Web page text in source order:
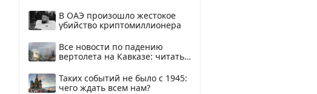
В ОАЭ произошло жестокое
убийство криптомиллионера
Все новости по падению
вертолета на Кавказе: читать
Таких событий не было с 1945:
чего ждать всем нам?